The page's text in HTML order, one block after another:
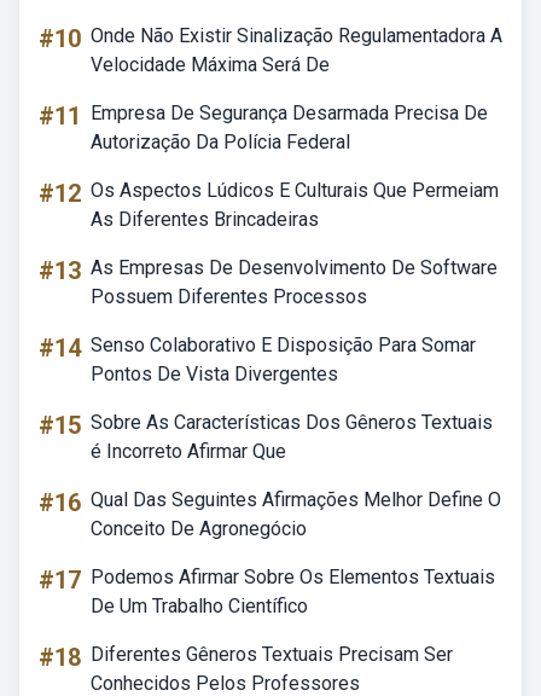
#10 Onde Não Existir Sinalização Regulamentadora A
Velocidade Máxima Será De
#11
Empresa De Segurança Desarmada Precisa De
Autorização Da Polícia Federal
#12 Os Aspectos Lúdicos E Culturais Que Permeiam
As Diferentes Brincadeiras
#13 As Empresas De Desenvolvimento De Software
Possuem Diferentes Processos
#14 Senso Colaborativo E Disposição Para Somar
Pontos De Vista Divergentes
#15 Sobre As Características Dos Gêneros Textuais
é Incorreto Afirmar Que
#16 Qual Das Seguintes Afirmações Melhor Define O
Conceito De Agronegócio
#17 Podemos Afirmar Sobre Os Elementos Textuais
De Um Trabalho Científico
#18 Diferentes Gêneros Textuais Precisam Ser
Conhecidos Pelos Professores